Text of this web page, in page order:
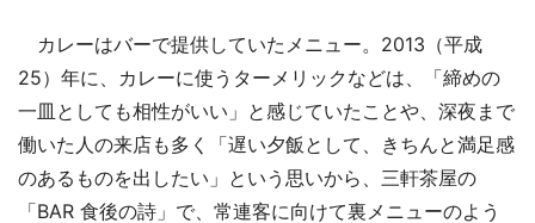
カレーはバーで提供していたメニュー。2013（平成
25）年に、カレーに使うターメリックなどは、「締めの
一皿としても相性がいい」と感じていたことや、深夜まで
働いた人の来店も多く「遅い夕飯として、きちんと満足感
のあるものを出したい」という思いから、三軒茶屋の
「BAR 食後の詩」で、常連客に向けて裏メニューのよう